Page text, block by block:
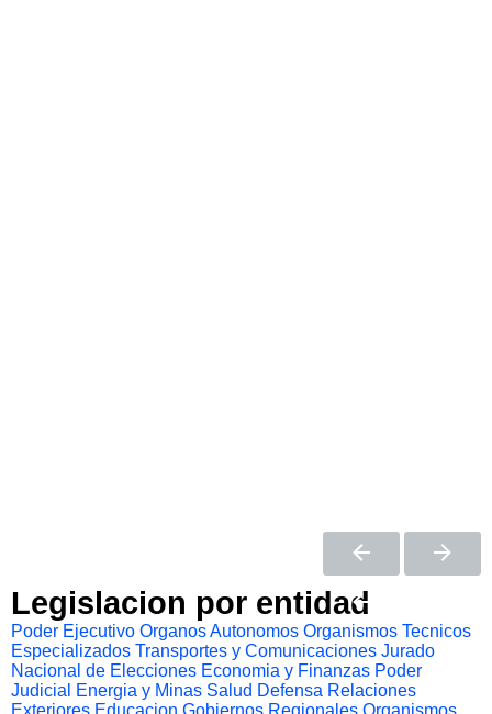
Legislacion por entidad
Poder Ejecutivo Organos Autonomos Organismos Tecnicos
Especializados Transportes y Comunicaciones Jurado
Nacional de Elecciones Economia y Finanzas Poder
Judicial
Energia y Minas Salud Defensa Relaciones